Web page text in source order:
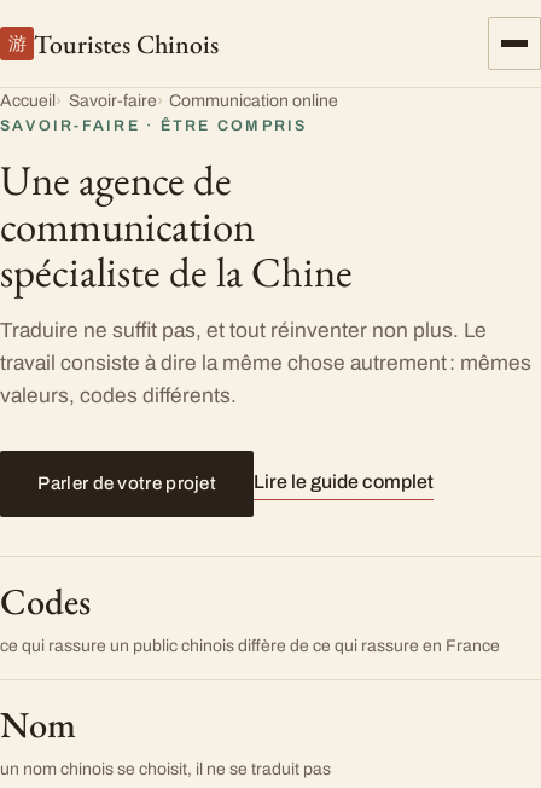
游 Touristes Chinois
Accueil Savoir-faire Communication online
SAVOIR-FAIRE · ÊTRE COMPRIS
Une agence de
communication
spécialiste de la Chine
Traduire ne suffit pas, et tout réinventer non plus. Le
travail consiste à dire la même chose autrement : mêmes
valeurs, codes différents.
Parler de votre projet Lire le guide complet
Codes
ce qui rassure un public chinois diffère de ce qui rassure en France
Nom
un nom chinois se choisit, il ne se traduit pas